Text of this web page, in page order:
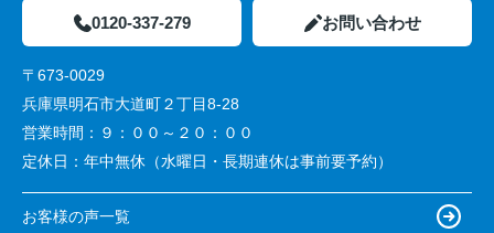
0120-337-279 お問い合わせ
〒673-0029
兵庫県明石市大道町２丁目8-28
営業時間： ９：００～２０：００
定休日： 年中無休（水曜日・長期連休は事前要予約）
お客様の声一覧